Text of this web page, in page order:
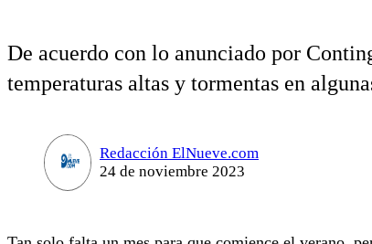
De acuerdo con lo anunciado por
temperaturas altas y tormentas en
Redacción ElNueve.com
24 de noviembre 2023